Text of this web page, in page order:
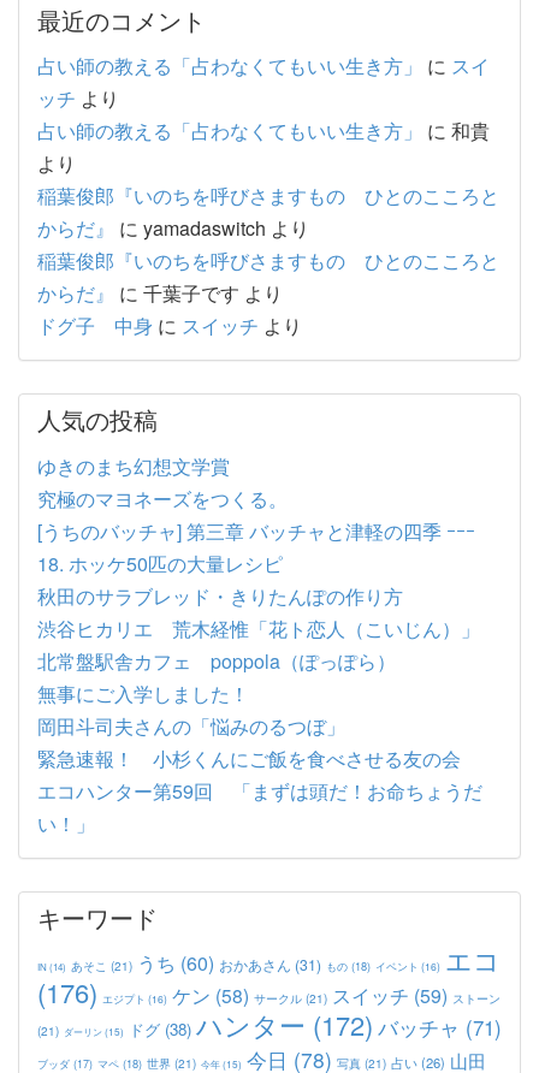
最近のコメント
占い師の教える「占わなくてもいい生き方」 に スイ
ッチ より
占い師の教える「占わなくてもいい生き方」
に 和貴
より
稲葉俊郎『いのちを呼びさますもの ひとのこころと
からだ』
に yamadaswitch より
稲葉俊郎『いのちを呼びさますもの ひとのこころと
からだ』
に 千葉子です より
ドグ子 中身 に スイッチ より
人気の投稿
ゆきのまち幻想文学賞
究極のマヨネーズをつくる。
[うちのバッチャ] 第三章 バッチャと津軽の四季 ｰｰｰ
18. ホッケ50匹の大量レシピ
秋田のサラブレッド・きりたんぽの作り方
渋谷ヒカリエ 荒木経惟「花ト恋人（こいじん）」
北常盤駅舎カフェ poppola（ぽっぽら）
無事にご入学しました！
岡田斗司夫さんの「悩みのるつぼ」
緊急速報！ 小杉くんにご飯を食べさせる友の会
エコハンター第59回 「まずは頭だ！お命ちょうだ
い！」
キーワード
IN(14) あそこ (21) うち (60) おかあさん (31) もの (18) イベント (16) エコ
(176) エジプト (16) ケン (58) サークル (21) スイッチ (59) ストーン
(21) ダーリン(15) ドグ (38) ハンター (172) バッチャ (71)
ブッダ (17) マペ (18) 世界 (21) 今年(15) 今日 (78) 写真 (21) 占い(26) 山田